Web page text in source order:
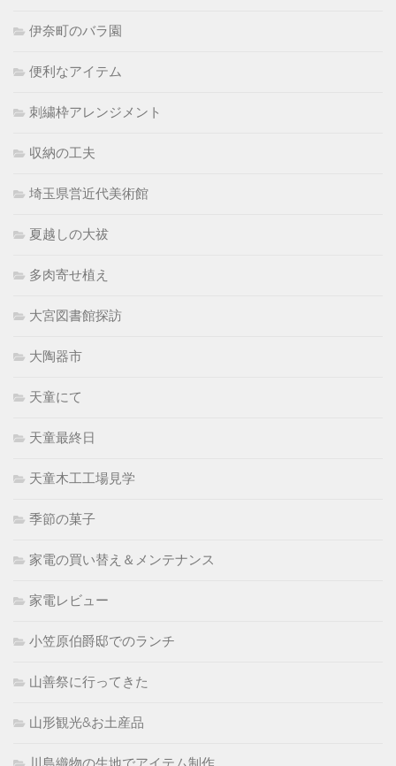
伊奈町のバラ園
便利なアイテム
刺繍枠アレンジメント
収納の工夫
埼玉県営近代美術館
夏越しの大祓
多肉寄せ植え
大宮図書館探訪
大陶器市
天童にて
天童最終日
天童木工工場見学
季節の菓子
家電の買い替え＆メンテナンス
家電レビュー
小笠原伯爵邸でのランチ
山善祭に行ってきた
山形観光&お土産品